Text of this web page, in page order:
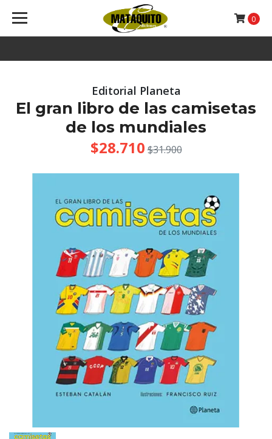
0
Editorial Planeta
El gran libro de las camisetas
de los mundiales
$28.710 $31.900